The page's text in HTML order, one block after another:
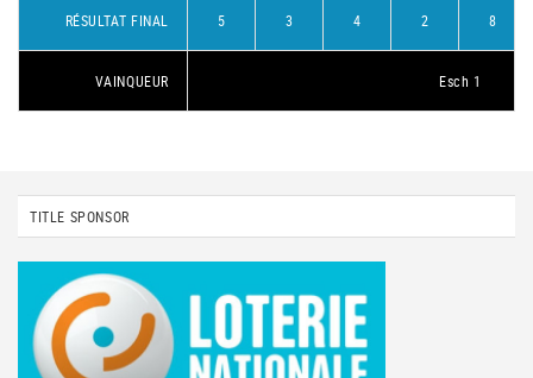
RÉSULTAT FINAL 5 3 4 2 8
VAINQUEUR Esch 1
TITLE SPONSOR